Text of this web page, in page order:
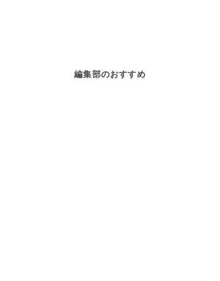
編集部のおすすめ